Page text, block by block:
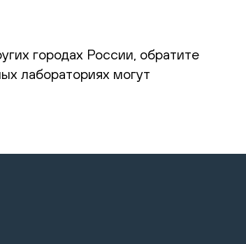
городах России, обратите
лабораториях могут